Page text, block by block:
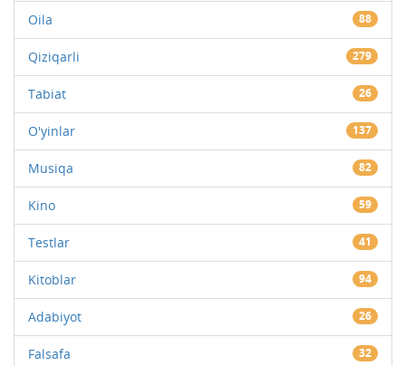
Oila 88
Qiziqarli 279
Tabiat 26
O'yinlar 137
Musiqa 82
Kino 59
Testlar 41
Kitoblar 94
Adabiyot 26
Falsafa 32